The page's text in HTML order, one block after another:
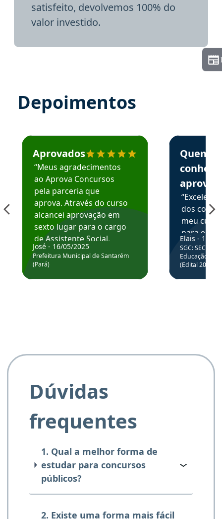
satisfeito, devolvemos 100% do
valor investido.
Depoimentos
Estudante José recomenda o Aprova Concursos em
Aprovados
“Meus agradecimentos
ao Aprova Concursos
pela parceria que
aprova. Através do curso
alcancei aprovação em
sexto lugar para o cargo
de Assistente Social.
Hoje estou atuando na
Prefeitura de Santarém.
José - 16/05/2025
Prefeitura Municipal de Santarém
(Pará)
Estudante
Quem
aprova
dos
meu
para
colocar
através
de
Elais - 15/
SGC: SEC BA
Educação
(Edital
Dúvidas
frequentes
1. Qual a melhor forma de
estudar para concursos
públicos?
2. Existe uma forma mais fácil